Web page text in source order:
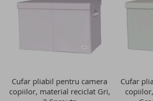
DE
Cufar pliabil pentru camera
copiilor, material reciclat Gri,
Cufar